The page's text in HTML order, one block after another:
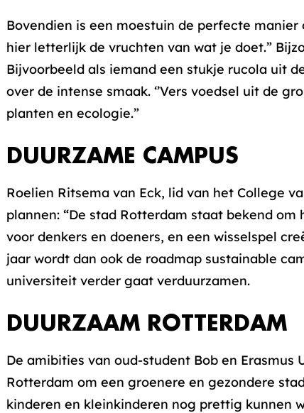
Bovendien is een moestuin de perfecte manier
hier letterlijk de vruchten van wat je doet.”
Bijvoorbeeld als iemand een stukje rucola uit
over de intense smaak. ‘’Vers voedsel uit de
planten en ecologie.”
DUURZAME CAMPUS
Roelien Ritsema van Eck, lid van het College
plannen: “De stad Rotterdam staat bekend
voor denkers en doeners, en een wisselspel
jaar wordt dan ook de roadmap sustainable
universiteit verder gaat verduurzamen.
DUURZAAM ROTTERDAM
De amibities van oud-student Bob en
Rotterdam om een groenere en gezondere
kinderen en kleinkinderen nog prettig kunnen